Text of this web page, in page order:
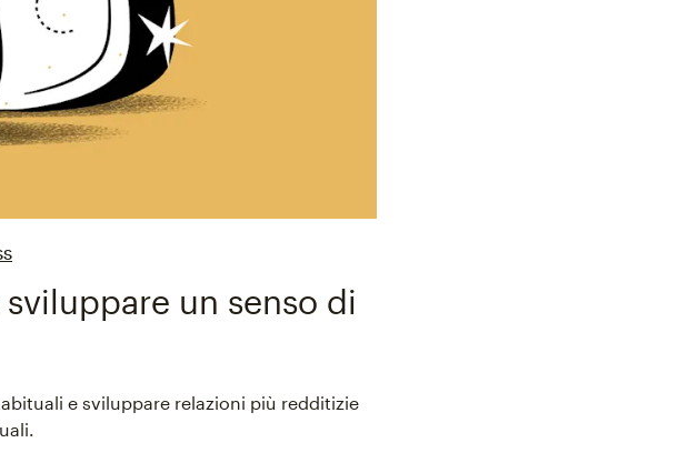
un senso di
e sviluppare relazioni più redditizie